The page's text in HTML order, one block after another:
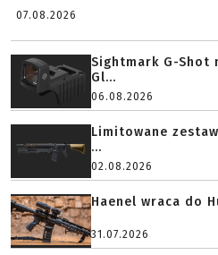
07.08.2026
Sightmark G-
Gl...
06.08.2026
Limitowane
...
02.08.2026
Haenel wraca do
31.07.2026